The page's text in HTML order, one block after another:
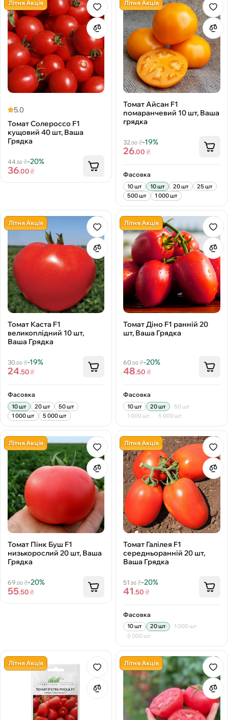
Літня Акція
5.0
Томат Солероссо F1
кущовий 40 шт, Ваша
Грядка
44.50₴-20%
36.00₴
Літня Акція
Томат Айсан F1
помаранчевий 10 шт, Ваша
грядка
32.00 ₴-19%
26.00₴
Фасовка
10 шт 10 шт 20 шт
25 шт
500 шт
1 000 шт
Літня Акція
Томат Каста F1
великоплідний 10 шт,
Ваша Грядка
30 .00₴-19%
24.50₴
Фасовка
10 шт 20 шт
50 шт
1 000 шт
5 000 шт
Літня Акція
Томат Діно F1 ранній 20
шт, Ваша Грядка
60 .00 ₴-20%
48.50₴
Фасовка
10 шт 20 шт
50 шт
1 000 шт
5 000 шт
Літня Акція
Томат Пінк Буш F1
низькорослий 20 шт, Ваша
Грядка
69 .00₴-20%
55.50₴
Літня Акція
Томат Галілея F1
середньоранній 20 шт,
Ваша Грядка
51 .50 ₴-20%
41.50₴
Фасовка
10 шт 20 шт
1 000 шт
5 000 шт
Літня Акція Літня Акція